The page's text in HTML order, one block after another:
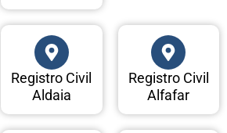
Registro Civil
Aldaia
Registro Civil
Alfafar